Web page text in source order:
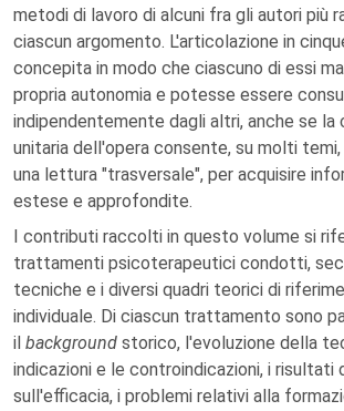
metodi di lavoro di alcuni fra gli autori più
ciascun argomento. L'articolazione in
concepita in modo che ciascuno di essi
propria autonomia e potesse essere
indipendentemente dagli altri, anche se la
unitaria dell'opera consente, su molti
una lettura "trasversale", per acquisire
estese e approfondite.
I contributi raccolti in questo volume si
trattamenti psicoterapeutici condotti,
tecniche e i diversi quadri teorici di
individuale. Di ciascun trattamento sono
il background storico, l'evoluzione della
indicazioni e le controindicazioni, i risultati
sull'efficacia, i problemi relativi alla